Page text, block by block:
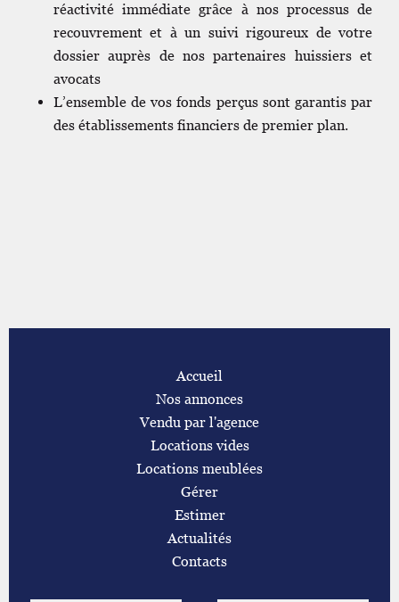
réactivité immédiate grâce à nos processus de
recouvrement et à un suivi rigoureux de votre
dossier auprès de nos partenaires huissiers et
avocats
L’ensemble de vos fonds perçus sont garantis par
des établissements financiers de premier plan.
Accueil
Nos annonces
Vendu par l'agence
Locations vides
Locations meublées
Gérer
Estimer
Actualités
Contacts